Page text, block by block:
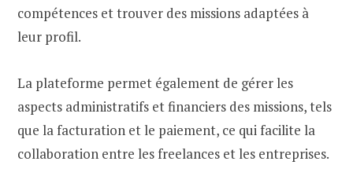
compétences et trouver des missions adaptées à
leur profil.
La plateforme permet également de gérer les
aspects administratifs et financiers des missions, tels
que la facturation et le paiement, ce qui facilite la
collaboration entre les freelances et les entreprises.